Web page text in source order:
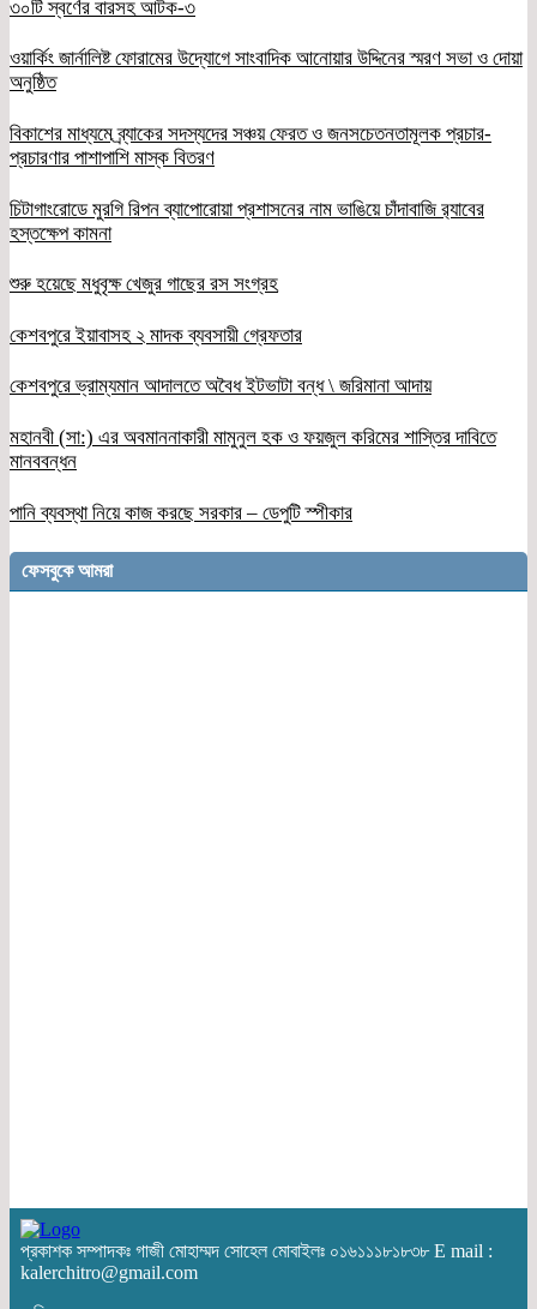
৩০টি স্বর্ণের বারসহ আটক-৩
ওয়ার্কিং জার্নালিষ্ট ফোরামের উদ্যোগে সাংবাদিক আনোয়ার উদ্দিনের স্মরণ সভা ও দোয়া
অনুষ্ঠিত
বিকাশের মাধ্যমে ব্র্যাকের সদস্যদের সঞ্চয় ফেরত ও জনসচেতনতামূলক প্রচার-
প্রচারণার পাশাপাশি মাস্ক বিতরণ
চিটাগাংরোডে মুরগি রিপন ব্যাপোরোয়া প্রশাসনের নাম ভাঙিয়ে চাঁদাবাজি র‌্যাবের
হস্তক্ষেপ কামনা
শুরু হয়েছে মধুবৃক্ষ খেজুর গাছের রস সংগ্রহ
কেশবপুরে ইয়াবাসহ ২ মাদক ব্যবসায়ী গ্রেফতার
কেশবপুরে ভ্রাম্যমান আদালতে অবৈধ ইটভাটা বন্ধ \ জরিমানা আদায়
মহানবী (সা:) এর অবমাননাকারী মামুনুল হক ও ফয়জুল করিমের শাস্তির দাবিতে
মানববন্ধন
পানি ব্যবস্থা নিয়ে কাজ করছে সরকার – ডেপুটি স্পীকার
ফেসবুকে আমরা
প্রকাশক সম্পাদকঃ গাজী মোহাম্মদ সোহেল মোবাইলঃ ০১৬১১১৮১৮৩৮ E mail :
kalerchitro@gmail.com